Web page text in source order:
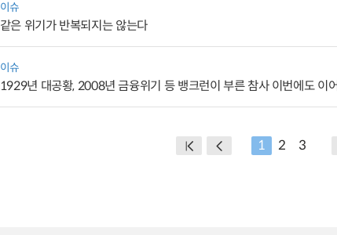
이슈
같은 위기가 반복되지는 않는다
이슈
1929년 대공황, 2008년 금융위기 등 뱅크런이 부른 참사 이번에도 이
1 2 3